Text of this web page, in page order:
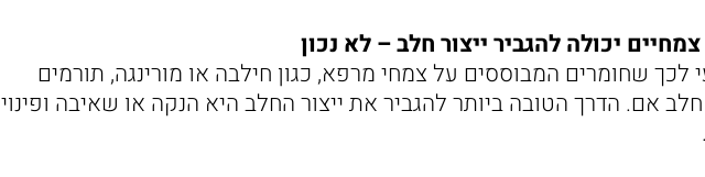
יכולה להגביר ייצור חלב – לא נכון
לכך שחומרים המבוססים על צמחי מרפא, כגון חילבה או מורינגה, תורמים
אם. הדרך הטובה ביותר להגביר את ייצור החלב היא הנקה או שאיבה ופינוי